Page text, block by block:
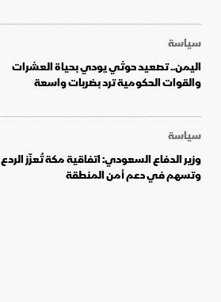
سياسة
اليمن.. تصعيد حوثي يودي بحياة العشرات
والقوات الحكومية ترد بضربات واسعة
سياسة
وزير الدفاع السعودي: اتفاقية مكة تُعزّز الردع
وتسهم في دعم أمن المنطقة